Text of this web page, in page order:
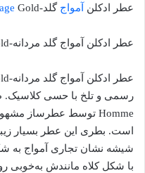
عطر ادکلن
آمواج گلد-Gold عطری است مردانه و جذاب.
عطر ادکلن آمواج گلد مردانه-Amouage Gold
است. بطری این عطر بسیار
شیشه نشان تجاری آمواج به